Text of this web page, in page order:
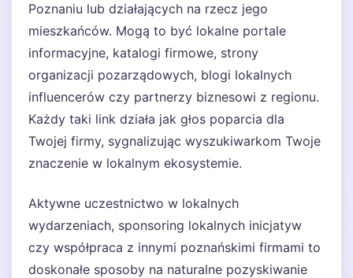
Poznaniu lub działających na rzecz jego
mieszkańców. Mogą to być lokalne portale
informacyjne, katalogi firmowe, strony
organizacji pozarządowych, blogi lokalnych
influencerów czy partnerzy biznesowi z regionu.
Każdy taki link działa jak głos poparcia dla
Twojej firmy, sygnalizując wyszukiwarkom Twoje
znaczenie w lokalnym ekosystemie.
Aktywne uczestnictwo w lokalnych
wydarzeniach, sponsoring lokalnych inicjatyw
czy współpraca z innymi poznańskimi firmami to
doskonałe sposoby na naturalne pozyskiwanie